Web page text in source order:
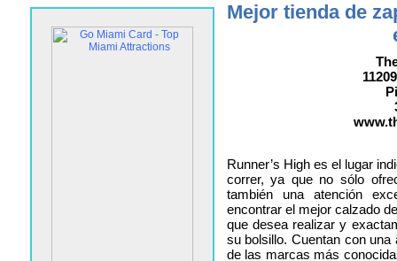
Mejor tienda de
Runner’s High es el lugar
correr, ya que no sólo
también una atención
encontrar el mejor calzado
que desea realizar y
su bolsillo. Cuentan con
de las marcas más